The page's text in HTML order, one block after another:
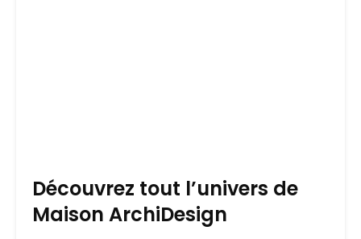
Découvrez tout l’univers de
Maison ArchiDesign